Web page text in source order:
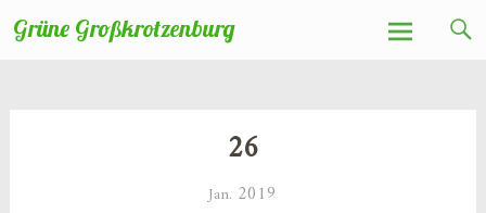
Zum
Inhalt
Grüne Großkrotzenburg
26
Jan. 2019